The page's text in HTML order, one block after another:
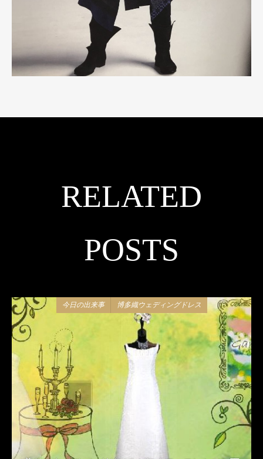
RELATED
POSTS
今日の出来事 博多織ウェディングドレス